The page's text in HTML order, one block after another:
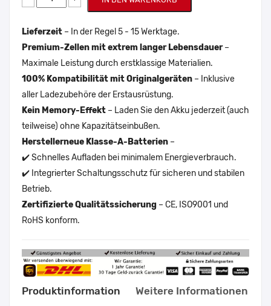
Lieferzeit – In der Regel 5 - 15 Werktage.
Premium-Zellen mit extrem langer Lebensdauer–
Maximale Leistung durch erstklassige Materialien.
100% Kompatibilität mit Originalgeräten – Inklusive
aller Ladezubehöre der Erstausrüstung.
Kein Memory-Effekt – Laden Sie den Akku jederzeit (auch
teilweise) ohne Kapazitätseinbußen.
Herstellerneue Klasse-A-Batterien –
✔️ Schnelles Aufladen bei minimalem Energieverbrauch.
✔️ Integrierter Schaltungsschutz für sicheren und stabilen
Betrieb.
Zertifizierte Qualitätssicherung – CE, ISO9001 und
RoHS konform.
Produktinformation Weitere Informationen